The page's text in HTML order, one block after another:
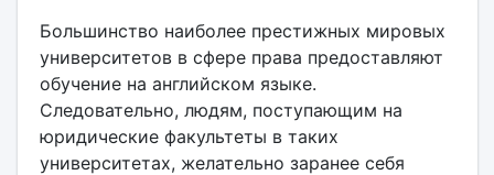
Большинство наиболее престижных мировых
университетов в сфере права предоставляют
обучение на английском языке.
Следовательно, людям, поступающим на
юридические факультеты в таких
университетах, желательно заранее себя